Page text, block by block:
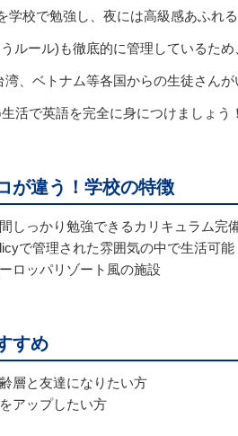
学校で勉強し、夜には高級感あふれ
ルール)も徹底的に管理しているた
、ベトナム等各国からの生徒さん
活で英語を完全に身につけましょう！
が違う！学校の特徴
しっかり勉強できるカリキュラム完
で管理された雰囲気の中で生活可能
ロッパリゾート風の施設
すめ
層と友達になりたい方
アップしたい方